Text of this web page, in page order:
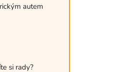
autem
si rady?